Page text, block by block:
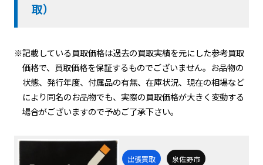
取）
※記載している買取価格は過去の買取実績を元にした参考買取
価格で、買取価格を保証するものでございません。お品物の
状態、発行年度、付属品の有無、在庫状況、現在の相場など
により同名のお品物でも、実際の買取価格が大きく変動する
場合がございますので予めご了承下さい。
出張買取 泉佐野市